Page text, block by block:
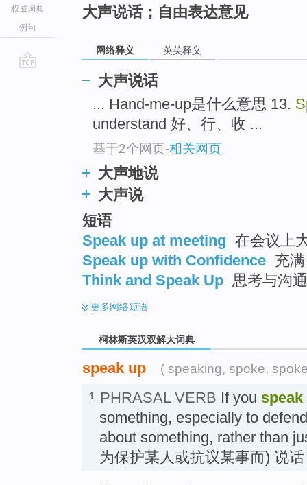
权威词典
例句
大声说话；自由表达意见
网络释义 英英释义
大声说话
... Hand-me-up是什么意思 13.
understand 好、行、收 ...
基于2个网页-相关网页
大声地说
大声说
短语
Speak up at meeting 在会议上
Speak up with Confidence 充
Think and Speak Up 思考与沟通
更多网络短语
柯林斯英汉双解大词典
speak up ( speaking, spoke,
1. PHRASAL VERB If you speak
something, especially to
about something, rather than
为保护某人或抗议某事而) 说话